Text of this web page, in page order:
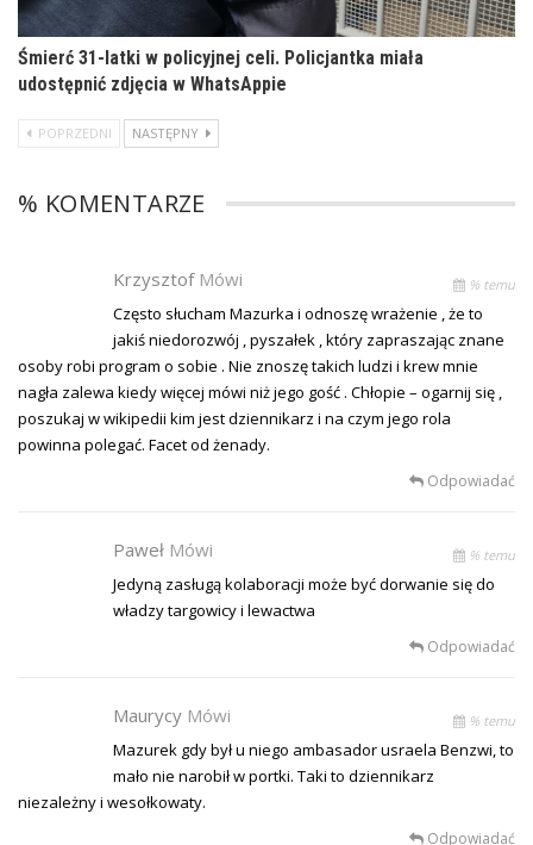
Śmierć 31-latki w policyjnej celi. Policjantka miała
udostępnić zdjęcia w WhatsAppie
POPRZEDNI NASTĘPNY
% KOMENTARZE
Krzysztof Mówi % temu
Często słucham Mazurka i odnoszę wrażenie , że to
jakiś niedorozwój , pyszałek , który zapraszając znane
osoby robi program o sobie . Nie znoszę takich ludzi i krew mnie
nagła zalewa kiedy więcej mówi niż jego gość . Chłopie – ogarnij się ,
poszukaj w wikipedii kim jest dziennikarz i na czym jego rola
powinna polegać. Facet od żenady.
Odpowiadać
Paweł Mówi % temu
Jedyną zasługą kolaboracji może być dorwanie się do
władzy targowicy i lewactwa
Odpowiadać
Maurycy Mówi % temu
Mazurek gdy był u niego ambasador usraela Benzwi, to
mało nie narobił w portki. Taki to dziennikarz
niezależny i wesołkowaty.
Odpowiadać